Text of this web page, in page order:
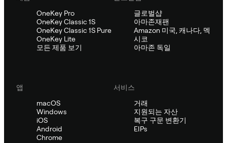
OneKey Pro
OneKey Classic 1S
OneKey Classic 1S Pure
OneKey Lite
모든 제품 보기
글로벌샵
아마존재팬
Amazon 미국, 캐나다, 멕
시코
아마존 독일
앱
macOS
Windows
iOS
Android
Chrome
서비스
거래
지원되는 자산
복구 구문 변환기
EIPs